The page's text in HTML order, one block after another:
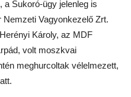
Sukoró-ügy jelenleg is
Vagyonkezelő Zrt.
Károly, az MDF
volt moszkvai
meghurcoltak vélelmezett,